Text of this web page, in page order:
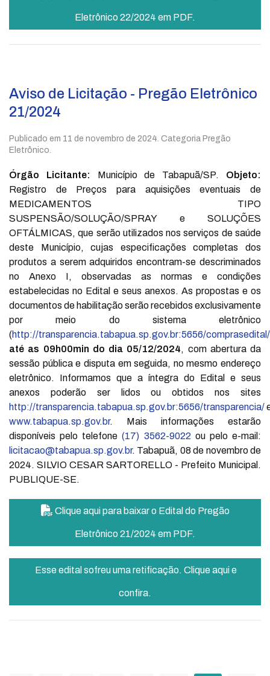
Eletrônico 22/2024 em PDF.
Aviso de Licitação - Pregão Eletrônico
21/2024
Publicado em 11 de novembro de 2024 . Categoria Pregão
Eletrônico.
Órgão Licitante: Município de Tabapuã/SP. Objeto:
Registro de Preços para aquisições eventuais de
MEDICAMENTOS TIPO
SUSPENSÃO/SOLUÇÃO/SPRAY e SOLUÇÕES
OFTÁLMICAS, que serão utilizados nos serviços de saúde
deste Município, cujas especificações completas dos
produtos a serem adquiridos encontram-se descriminados
no Anexo I, observadas as normas e condições
estabelecidas no Edital e seus anexos. As propostas e os
documentos de habilitação serão recebidos exclusivamente
por meio do sistema eletrônico
(http://transparencia.tabapua.sp.gov.br:5656/comprasedital/
até as 09h00min do dia 05/12/2024, com abertura da
sessão pública e disputa em seguida, no mesmo endereço
eletrônico. Informamos que a íntegra do Edital e seus
anexos poderão ser lidos ou obtidos nos sites
http://transparencia.tabapua.sp.gov.br:5656/transparencia/
www.tabapua.sp.gov.br. Mais informações estarão
disponíveis pelo telefone(17) 3562-9022 ou pelo e-mail:
licitacao@tabapua.sp.gov.br. Tabapuã, 08 de novembro de
2024. SILVIO CESAR SARTORELLO - Prefeito Municipal.
PUBLIQUE-SE.
Clique aqui para baixar o Edital do Pregão
Eletrônico 21/2024 em PDF.
Esse edital sofreu uma retificação. Clique aqui e
confira.